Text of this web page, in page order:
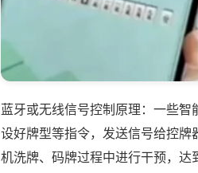
蓝牙或无线信号控制原理：一些
设好牌型等指令，发送信号给控
机洗牌、码牌过程中进行干预，达